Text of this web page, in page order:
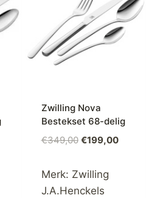
Zwilling Nova
Bestekset 68-delig
€349,00 Oorspronkelijke
was:
€349,00.
€199,00Huidige
Merk: Zwilling
J.A.Henckels